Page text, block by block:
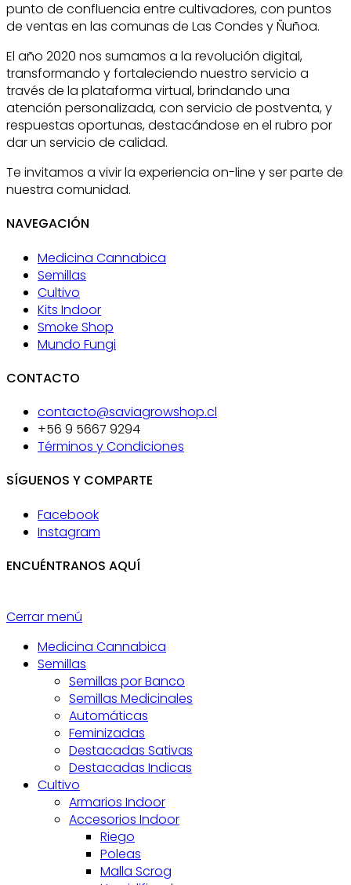
punto de confluencia entre cultivadores, con puntos
de ventas en las comunas de Las Condes y Ñuñoa.
El año 2020 nos sumamos a la revolución digital,
transformando y fortaleciendo nuestro servicio a
través de la plataforma virtual, brindando una
atención personalizada, con servicio de postventa, y
respuestas oportunas, destacándose en el rubro por
dar un servicio de calidad.
Te invitamos a vivir la experiencia on-line y ser parte de
nuestra comunidad.
NAVEGACIÓN
Medicina Cannabica
Semillas
Cultivo
Kits Indoor
Smoke Shop
Mundo Fungi
CONTACTO
contacto@saviagrowshop.cl
+56 9 5667 9294
Términos y Condiciones
SÍGUENOS Y COMPARTE
Facebook
Instagram
ENCUÉNTRANOS AQUÍ
Cerrar menú
Medicina Cannabica
Semillas
Semillas por Banco
Semillas Medicinales
Automáticas
Feminizadas
Destacadas Sativas
Destacadas Indicas
Cultivo
Armarios Indoor
Accesorios Indoor
Riego
Poleas
Malla Scrog